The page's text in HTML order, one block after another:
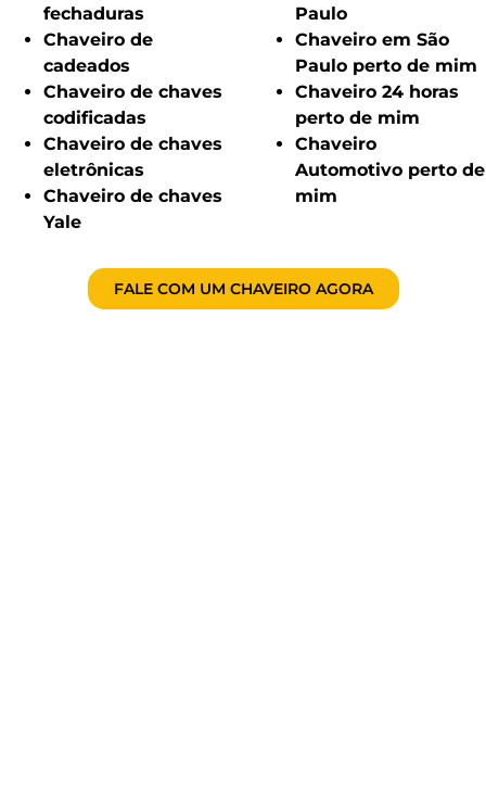
fechaduras
Chaveiro de
cadeados
Chaveiro de chaves
codificadas
Chaveiro de chaves
eletrônicas
Chaveiro de chaves
Yale
Paulo
Chaveiro em São
Paulo perto de mim
Chaveiro 24 horas
perto de mim
Chaveiro
Automotivo perto de
mim
FALE COM UM CHAVEIRO AGORA